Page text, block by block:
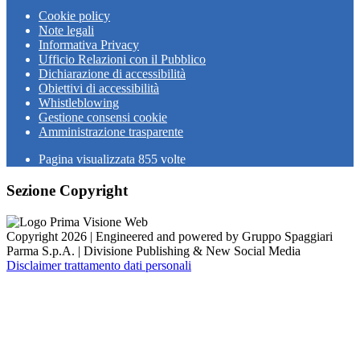
Cookie policy
Note legali
Informativa Privacy
Ufficio Relazioni con il Pubblico
Dichiarazione di accessibilità
Obiettivi di accessibilità
Whistleblowing
Gestione consensi cookie
Amministrazione trasparente
Pagina visualizzata 855 volte
Sezione Copyright
Copyright 2026 | Engineered and powered by Gruppo Spaggiari
Parma S.p.A. | Divisione Publishing & New Social Media
Disclaimer trattamento dati personali